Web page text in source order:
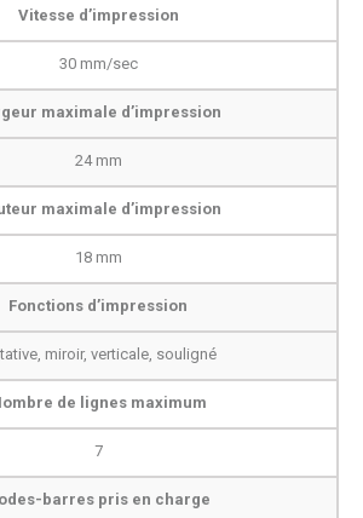
Vitesse d’impression
30 mm/sec
maximale d’impression
24 mm
maximale d’impression
18 mm
Fonctions d’impression
miroir, verticale, souligné
de lignes maximum
7
barres pris en charge